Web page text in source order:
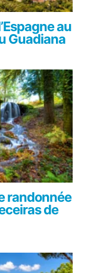
au
Guadiana
randonnée
de